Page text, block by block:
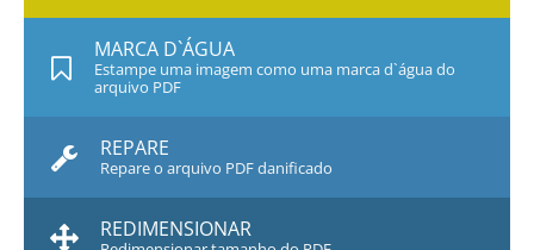
MARCA D`ÁGUA
Estampe uma imagem como uma marca d`água do
arquivo PDF
REPARE
Repare o arquivo PDF danificado
REDIMENSIONAR